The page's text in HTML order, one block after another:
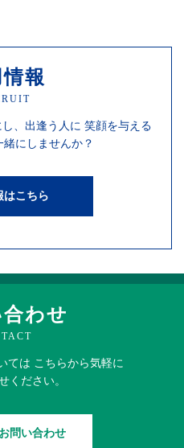
報
、 出逢う人に 笑顔を与える
緒にしませんか？
はこちら
わせ
ては こちらから気軽に
ください。
問い合わせ